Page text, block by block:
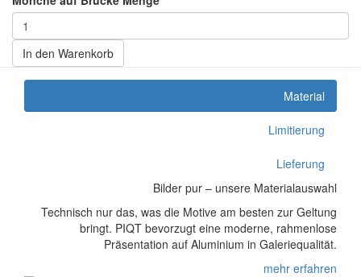
In den Warenkorb
Material
Limitierung
Lieferung
Bilder pur – unsere Materialauswahl
Technisch nur das, was die Motive am besten zur Geltung
bringt. PIQT bevorzugt eine moderne, rahmenlose
Präsentation auf Aluminium in Galeriequalität.
mehr erfahren